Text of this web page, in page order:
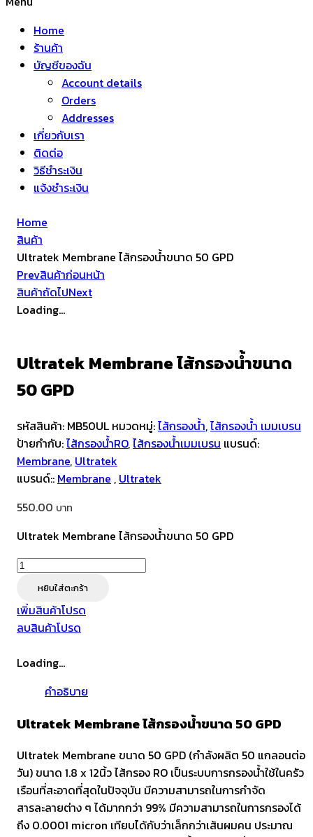
Home
ร้านค้า
บัญชีของฉัน
Account details
Orders
Addresses
เกี่ยวกับเรา
ติดต่อ
วิธีชำระเงิน
แจ้งชำระเงิน
Home
สินค้า
Ultratek Membrane ไส้กรองน้ำขนาด 50 GPD
Prevสินค้าก่อนหน้า
สินค้าถัดไปNext
Loading...
Ultratek Membrane ไส้กรองน้ำขนาด
50 GPD
รหัสสินค้า: MB50UL หมวดหมู่:ไส้กรองน้ำ,ไส้กรองน้ำ เมมเบรน
ป้ายกำกับ:ไส้กรองน้ำRO,ไส้กรองน้ำเมมเบรน แบรนด์:
Membrane, Ultratek
แบรนด์:: Membrane , Ultratek
550.00
Ultratek Membrane ไส้กรองน้ำขนาด 50 GPD
จำนวน
Ultratek
Membrane
ไส้
กรอง
ขนาด
ชิ้น
หยิบใส่ตะกร้า
เพิ่มสินค้าโปรด
ลบสินค้าโปรด
Loading...
คำอธิบาย
Ultratek Membrane ไส้กรองน้ำขนาด 50 GPD
Ultratek Membrane ขนาด 50 GPD (กำลังผลิต 50 แกลอนต่อ
วัน) ขนาด 1.8 x 12นิ้ว ไส้กรอง RO เป็นระบบการกรองน้ำใช้ในครัว
เรือนที่สะอาดที่สุดในปัจจุบัน มีความสามารถในการกำจัด
สารละลายต่าง ๆ ได้มากกว่า 99% มีความสามารถในการกรองได้
ถึง 0.0001 micron เทียบได้กับว่าเล็กกว่าเส้นผมคน ประมาณ